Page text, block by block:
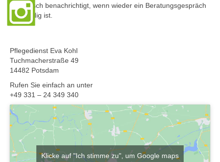
telefonisch benachrichtigt, wenn wieder ein Beratungsgespräch
notwendig ist.
Pflegedienst Eva Kohl
Tuchmacherstraße 49
14482 Potsdam
Rufen Sie einfach an unter
+49 331 – 24 349 340
Klicke auf "Ich stimme zu", um Google maps